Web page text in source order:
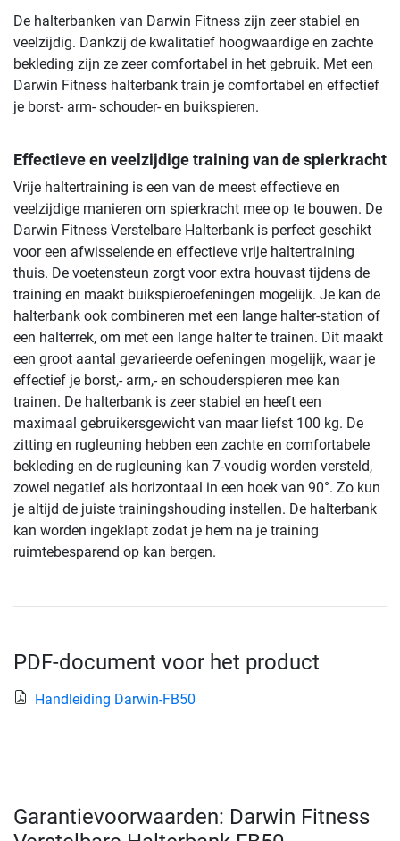
De halterbanken van Darwin Fitness zijn zeer stabiel en
veelzijdig. Dankzij de kwalitatief hoogwaardige en zachte
bekleding zijn ze zeer comfortabel in het gebruik. Met een
Darwin Fitness halterbank train je comfortabel en effectief
je borst- arm- schouder- en buikspieren.
Effectieve en veelzijdige training van de spierkracht
Vrije haltertraining is een van de meest effectieve en
veelzijdige manieren om spierkracht mee op te bouwen. De
Darwin Fitness Verstelbare Halterbank is perfect geschikt
voor een afwisselende en effectieve vrije haltertraining
thuis. De voetensteun zorgt voor extra houvast tijdens de
training en maakt buikspieroefeningen mogelijk. Je kan de
halterbank ook combineren met een lange halter-station of
een halterrek, om met een lange halter te trainen. Dit maakt
een groot aantal gevarieerde oefeningen mogelijk, waar je
effectief je borst,- arm,- en schouderspieren mee kan
trainen. De halterbank is zeer stabiel en heeft een
maximaal gebruikersgewicht van maar liefst 100 kg. De
zitting en rugleuning hebben een zachte en comfortabele
bekleding en de rugleuning kan 7-voudig worden versteld,
zowel negatief als horizontaal in een hoek van 90°. Zo kun
je altijd de juiste trainingshouding instellen. De halterbank
kan worden ingeklapt zodat je hem na je training
ruimtebesparend op kan bergen.
PDF-document voor het product
Handleiding Darwin-FB50
Garantievoorwaarden: Darwin Fitness